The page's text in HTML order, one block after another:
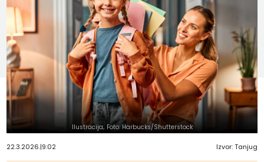
Ilustracija; Foto: Harbucks/Shutterstock
22.3.2026.|9:02 Izvor: Tanjug